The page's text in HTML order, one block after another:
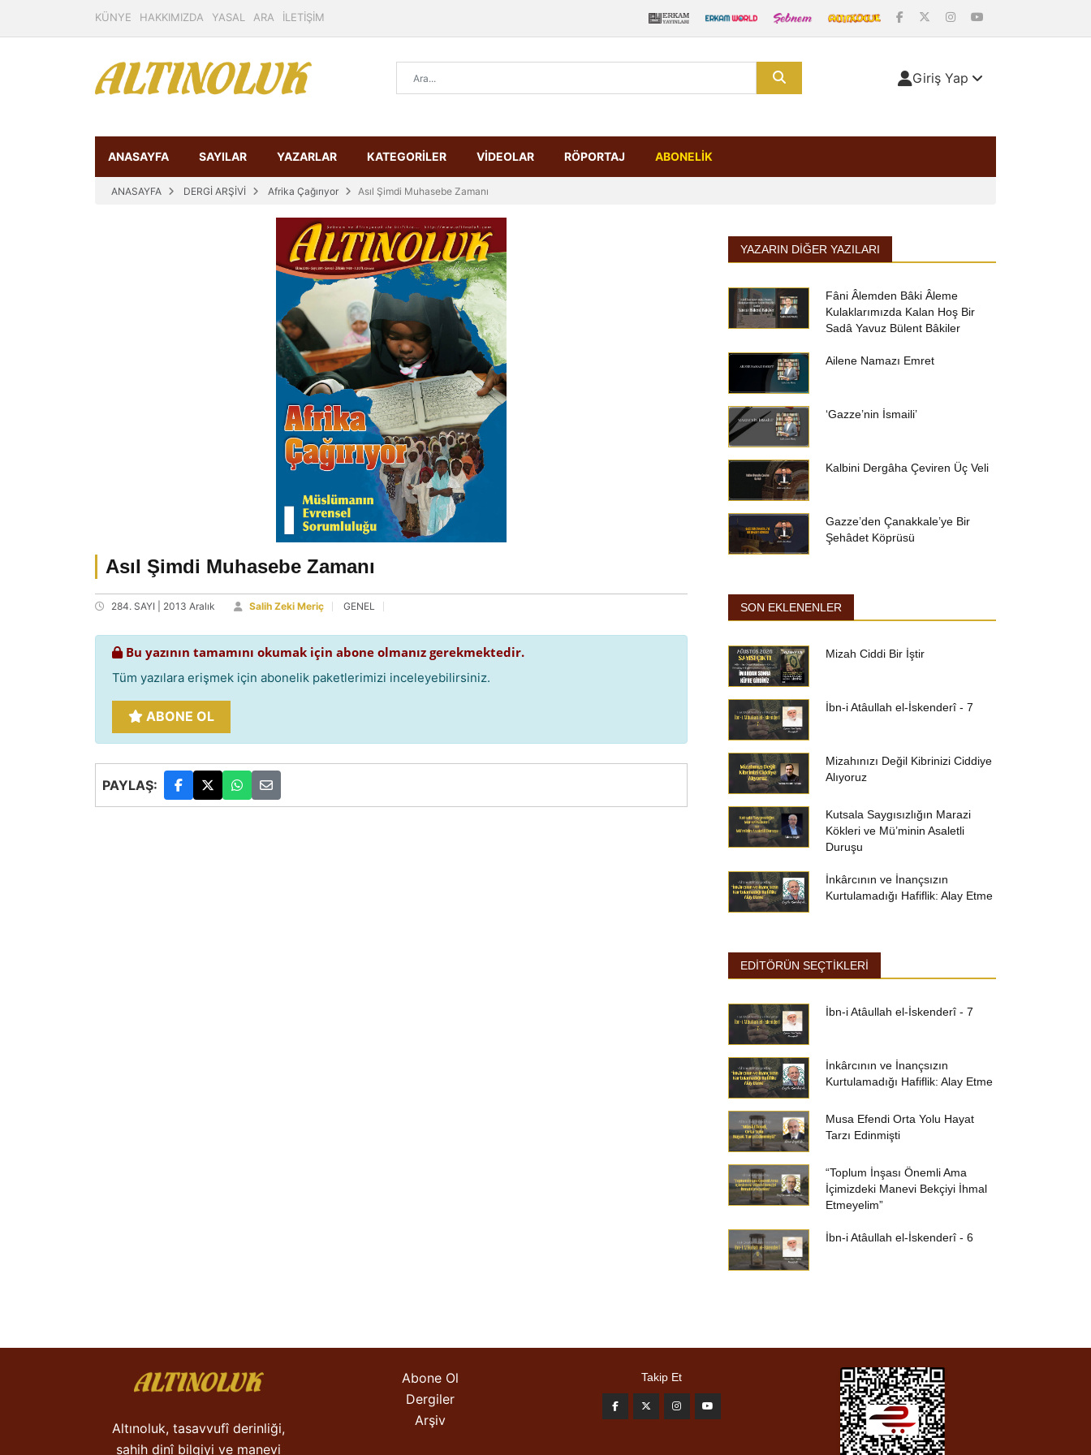
KÜNYE HAKKIMIZDA YASAL ARA İLETİŞİM
Giriş Yap
ANASAYFA SAYILAR YAZARLAR KATEGORİLER VİDEOLAR RÖPORTAJ ABONELİK
ANASAYFA DERGİ ARŞİVİ Afrika Çağırıyor Asıl Şimdi Muhasebe Zamanı
Asıl Şimdi Muhasebe Zamanı
284. SAYI | 2013 Aralık Salih Zeki Meriç GENEL
Bu yazının tamamını okumak için abone olmanız gerekmektedir.
Tüm yazılara erişmek için abonelik paketlerimizi inceleyebilirsiniz.
ABONE OL
PAYLAŞ:
YAZARIN DIĞER YAZILARI
Fâni Âlemden Bâki Âleme
Kulaklarımızda Kalan Hoş Bir
Sadâ Yavuz Bülent Bâkiler
Ailene Namazı Emret
‘Gazze’nin İsmaili’
Kalbini Dergâha Çeviren Üç Veli
Gazze’den Çanakkale’ye Bir
Şehâdet Köprüsü
SON EKLENENLER
Mizah Ciddi Bir İştir
İbn-i Atâullah el-İskenderî - 7
Mizahınızı Değil Kibrinizi Ciddiye
Alıyoruz
Kutsala Saygısızlığın Marazi
Kökleri ve Mü’minin Asaletli
Duruşu
İnkârcının ve İnançsızın
Kurtulamadığı Hafiflik: Alay Etme
EDİTÖRÜN SEÇTİKLERİ
İbn-i Atâullah el-İskenderî - 7
İnkârcının ve İnançsızın
Kurtulamadığı Hafiflik: Alay Etme
Musa Efendi Orta Yolu Hayat
Tarzı Edinmişti
“Toplum İnşası Önemli Ama
İçimizdeki Manevi Bekçiyi İhmal
Etmeyelim”
İbn-i Atâullah el-İskenderî - 6
Altınoluk, tasavvufî derinliği,
sahih dinî bilgiyi ve manevi
Abone Ol
Dergiler
Arşiv
Takip Et